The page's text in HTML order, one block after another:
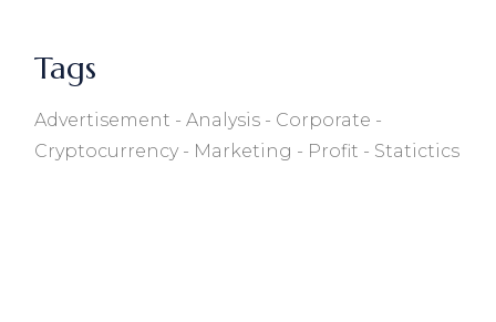
Tags
Advertisement Analysis
Corporate
Cryptocurrency
Marketing Profit Statictics